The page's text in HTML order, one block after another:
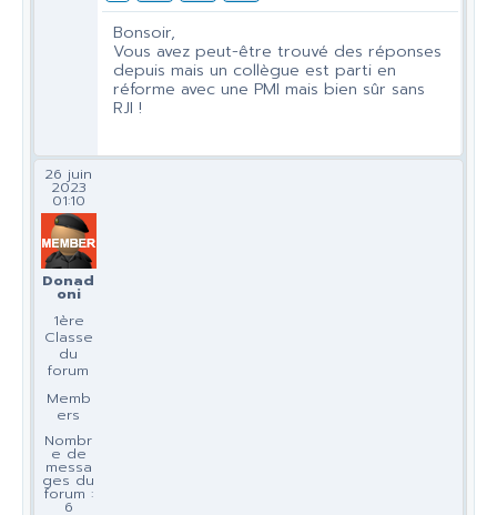
Bonsoir,
Vous avez peut-être trouvé des réponses
depuis mais un collègue est parti en
réforme avec une PMI mais bien sûr sans
RJI !
26 juin
2023
01:10
Donad
oni
1ère
Classe
du
forum
Memb
ers
Nombr
e de
messa
ges du
forum :
6